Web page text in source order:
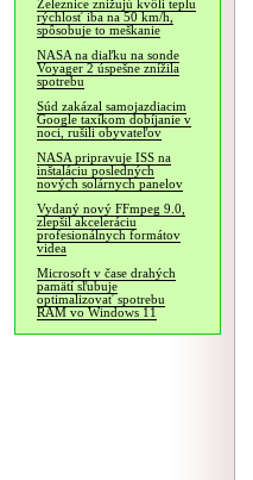
Železnice znižujú kvôli teplu
rýchlosť iba na 50 km/h,
spôsobuje to meškanie
NASA na diaľku na sonde
Voyager 2 úspešne znížila
spotrebu
Súd zakázal samojazdiacim
Google taxíkom dobíjanie v
noci, rušili obyvateľov
NASA pripravuje ISS na
inštaláciu posledných
nových solárnych panelov
Vydaný nový FFmpeg 9.0,
zlepšil akceleráciu
profesionálnych formátov
videa
Microsoft v čase drahých
pamätí sľubuje
optimalizovať spotrebu
RAM vo Windows 11